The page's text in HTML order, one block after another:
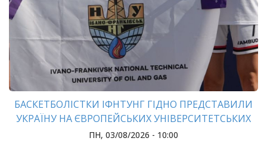
БАСКЕТБОЛІСТКИ ІФНТУНГ ГІДНО ПРЕДСТАВИЛИ
УКРАЇНУ НА ЄВРОПЕЙСЬКИХ УНІВЕРСИТЕТСЬКИХ
ІГРАХ
ПН, 03/08/2026 - 10:00